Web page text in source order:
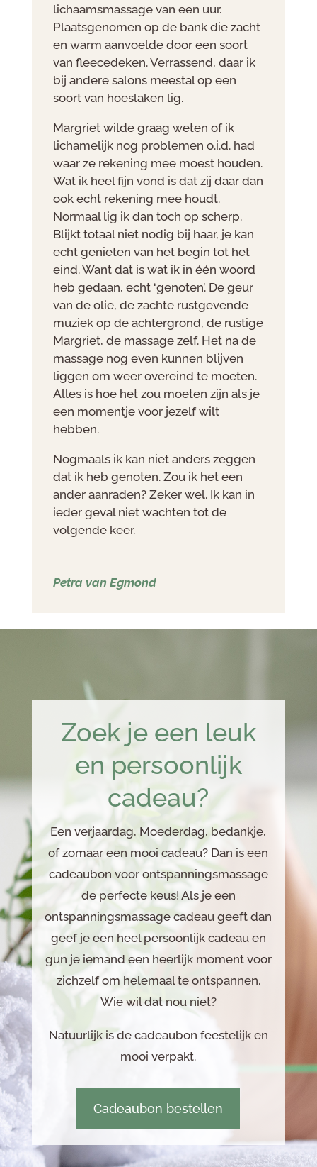
lichaamsmassage van een uur.
Plaatsgenomen op de bank die zacht
en warm aanvoelde door een soort
van fleecedeken. Verrassend, daar ik
bij andere salons meestal op een
soort van hoeslaken lig.
Margriet wilde graag weten of ik
lichamelijk nog problemen o.i.d. had
waar ze rekening mee moest houden.
Wat ik heel fijn vond is dat zij daar dan
ook echt rekening mee houdt.
Normaal lig ik dan toch op scherp.
Blijkt totaal niet nodig bij haar, je kan
echt genieten van het begin tot het
eind. Want dat is wat ik in één woord
heb gedaan, echt ‘genoten’. De geur
van de olie, de zachte rustgevende
muziek op de achtergrond, de rustige
Margriet, de massage zelf. Het na de
massage nog even kunnen blijven
liggen om weer overeind te moeten.
Alles is hoe het zou moeten zijn als je
een momentje voor jezelf wilt
hebben.
Nogmaals ik kan niet anders zeggen
dat ik heb genoten. Zou ik het een
ander aanraden? Zeker wel. Ik kan in
ieder geval niet wachten tot de
volgende keer.
Petra van Egmond
Zoek je een leuk
en persoonlijk
cadeau?
Een verjaardag, Moederdag, bedankje,
of zomaar een mooi cadeau? Dan is een
cadeaubon voor ontspanningsmassage
de perfecte keus! Als je een
ontspanningsmassage cadeau geeft dan
geef je een heel persoonlijk cadeau en
gun je iemand een heerlijk moment voor
zichzelf om helemaal te ontspannen.
Wie wil dat nou niet?
Natuurlijk is de cadeaubon feestelijk en
mooi verpakt.
Cadeaubon bestellen